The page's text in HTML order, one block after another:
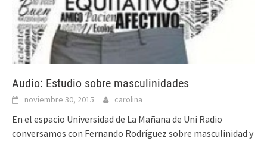
Audio: Estudio sobre masculinidades
noviembre 30, 2015 carolina
En el espacio Universidad de La Mañana de Uni Radio
conversamos con Fernando Rodríguez sobre masculinidad y